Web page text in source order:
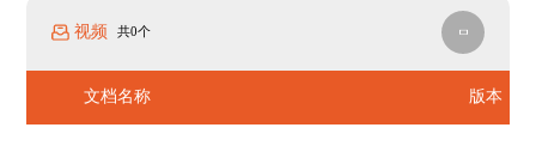
视频 共0个
文档名称 版本